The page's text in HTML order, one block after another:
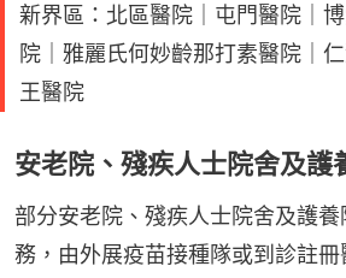
新界區：北區醫院｜屯門醫院｜
院｜雅麗氏何妙齡那打素醫院｜
王醫院
安老院、殘疾人士院舍及護
部分安老院、殘疾人士院舍及護
務，由外展疫苗接種隊或到診註